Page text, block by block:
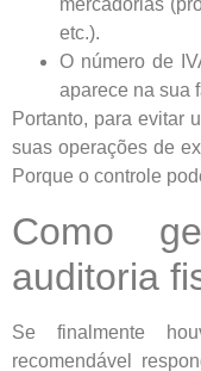
mercadorias
etc.).
O número de
aparece na sua
Portanto, para evitar
suas operações de
Porque o controle
Como
auditoria
Se finalmente
recomendável